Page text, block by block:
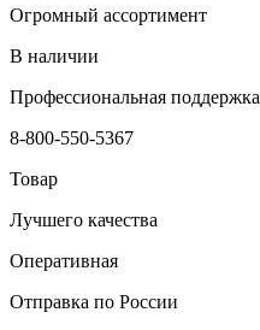
Огромный ассортимент
В наличии
Профессиональная поддержка
8-800-550-5367
Товар
Лучшего качества
Оперативная
Отправка по России